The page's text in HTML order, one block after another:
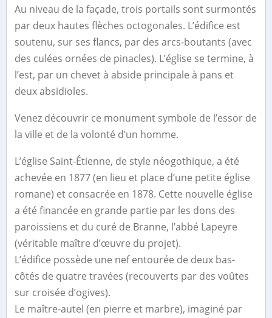
Au niveau de la façade, trois portails sont surmontés
par deux hautes flèches octogonales. L’édifice est
soutenu, sur ses flancs, par des arcs-boutants (avec
des culées ornées de pinacles). L’église se termine, à
l’est, par un chevet à abside principale à pans et
deux absidioles.
Venez découvrir ce monument symbole de l’essor de
la ville et de la volonté d’un homme.
L’église Saint-Étienne, de style néogothique, a été
achevée en 1877 (en lieu et place d’une petite église
romane) et consacrée en 1878. Cette nouvelle église
a été financée en grande partie par les dons des
paroissiens et du curé de Branne, l’abbé Lapeyre
(véritable maître d’œuvre du projet).
L’édifice possède une nef entourée de deux bas-
côtés de quatre travées (recouverts par des voûtes
sur croisée d’ogives).
Le maître-autel (en pierre et marbre), imaginé par